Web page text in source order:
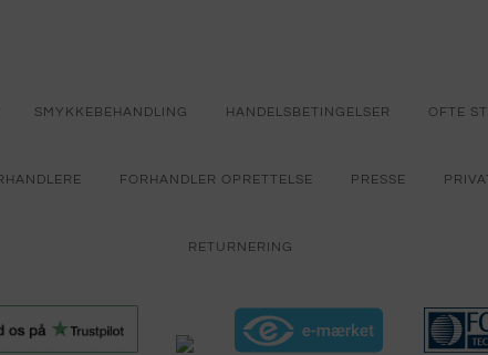
SMYKKEBEHANDLING HANDELSBETINGELSER OFTE
FORHANDLER OPRETTELSE PRESSE
RETURNERING